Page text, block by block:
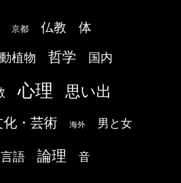
京都 仏教 体
動植物 哲学 国内
心理 思い出
化・芸術 海外 男と女
言語 論理 音